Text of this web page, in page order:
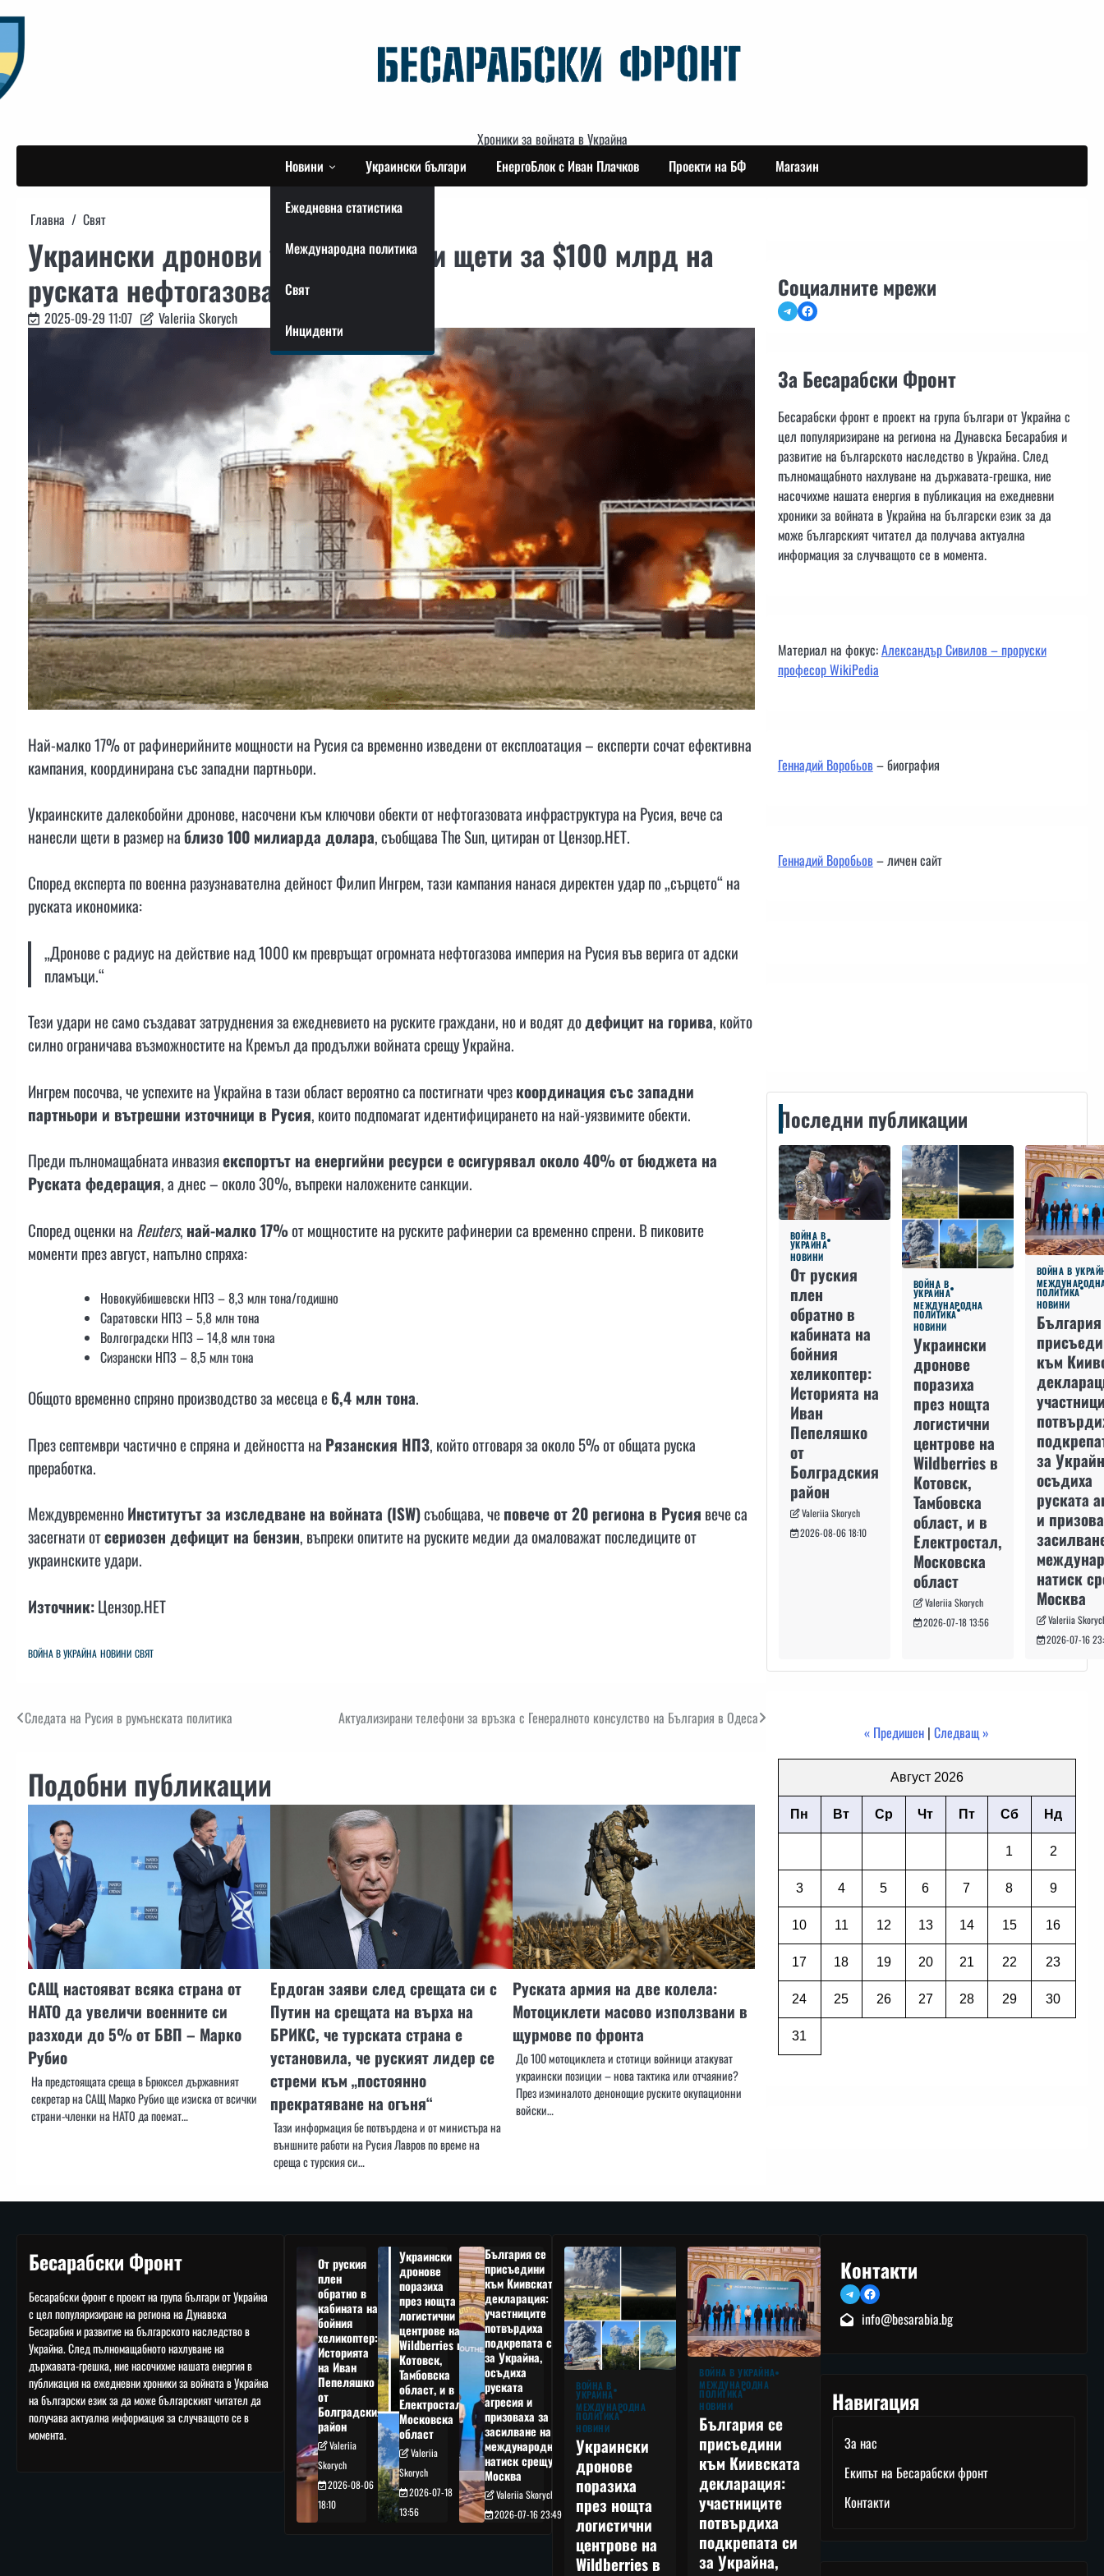
to
content
Хроники за войната в Украйна
Новини
Ежедневна статистика
Международна политика
Свят
Инциденти
Украински българи ЕнергоБлок с Иван Плачков Проекти на БФ Магазин
Главна Свят
Украински дронови удари нанесли щети за $100 млрд на
руската нефтогазова индустрия
2025-09-29 11:07 Valeriia Skorych
Най-малко 17% от рафинерийните мощности на Русия са временно изведени от експлоатация – експерти сочат ефективна
кампания, координирана със западни партньори.
Украинските далекобойни дронове, насочени към ключови обекти от нефтогазовата инфраструктура на Русия, вече са
нанесли щети в размер наблизо 100 милиарда долара, съобщава The Sun, цитиран от Цензор.НЕТ.
Според експерта по военна разузнавателна дейност Филип Ингрем, тази кампания нанася директен удар по „сърцето“ на
руската икономика:
„Дронове с радиус на действие над 1000 км превръщат огромната нефтогазова империя на Русия във верига от адски
пламъци.“
Тези удари не само създават затруднения за ежедневието на руските граждани, но и водят додефицит на горива, който
силно ограничава възможностите на Кремъл да продължи войната срещу Украйна.
Ингрем посочва, че успехите на Украйна в тази област вероятно са постигнати чрезкоординация със западни
партньори и вътрешни източници в Русия, които подпомагат идентифицирането на най-уязвимите обекти.
Преди пълномащабната инвазияекспортът на енергийни ресурси е осигурявал около 40% от бюджета на
Руската федерация, а днес – около 30%, въпреки наложените санкции.
Според оценки на Reuters, най-малко 17%от мощностите на руските рафинерии са временно спрени. В пиковите
моменти през август, напълно спряха:
Новокуйбишевски НПЗ – 8,3 млн тона/годишно
Саратовски НПЗ – 5,8 млн тона
Волгоградски НПЗ – 14,8 млн тона
Сизрански НПЗ – 8,5 млн тона
Общото временно спрянo производство за месеца е6,4 млн тона.
През септември частично е спряна и дейността на Рязанския НПЗ, който отговаря за около 5% от общата руска
преработка.
МеждувременноИнститутът за изследване на войната (ISW)съобщава, чеповече от 20 региона в Русия вече са
засегнати отсериозен дефицит на бензин, въпреки опитите на руските медии да омаловажат последиците от
украинските удари.
Източник:Цензор.НЕТ
ВОЙНА В УКРАЙНА НОВИНИ СВЯТ
Навигация
Следата на Русия в румънската политика Актуализирани телефони за връзка с Генералното консулство на България в Одеса
Подобни публикации
САЩ настояват всяка страна от
НАТО да увеличи военните си
разходи до 5% от БВП – Марко
Рубио
На предстоящата среща в Брюксел държавният
секретар на САЩ Марко Рубио ще изиска от всички
страни-членки на НАТО да поемат…
Ердоган заяви след срещата си с
Путин на срещата на върха на
БРИКС, че турската страна е
установила, че руският лидер се
стреми към „постоянно
прекратяване на огъня“
Тази информация бе потвърдена и от министъра на
външните работи на Русия Лавров по време на
среща с турския си…
Руската армия на две колела:
Мотоциклети масово използвани в
щурмове по фронта
До 100 мотоциклета и стотици войници атакуват
украински позиции – нова тактика или отчаяние?
През изминалото денонощие руските окупационни
войски…
Социалните мрежи
TelegramFacebook
За Бесарабски Фронт
Бесарабски фронт е проект на група българи от Украйна с
цел популяризиране на региона на Дунавска Бесарабия и
развитие на българското наследство в Украйна. След
пълномащабното нахлуване на държавата-грешка, ние
насочихме нашата енергия в публикация на ежедневни
хроники за войната в Украйна на български език за да
може българският читател да получава актуална
информация за случващото се в момента.
Материал на фокус:Александър Сивилов – проруски
професор WikiPedia
Геннадий Воробьов– биография
Геннадий Воробьов– личен сайт
Последни публикации
ВОЙНА В
УКРАЙНА
НОВИНИ
От руския
плен
обратно в
кабината на
бойния
хеликоптер:
Историята на
Иван
Пепеляшко
от
Болградския
район
Valeriia Skorych
2026-08-06 18:10
ВОЙНА В
УКРАЙНА
МЕЖДУНАРОДНА
ПОЛИТИКА
НОВИНИ
Украински
дронове
поразиха
през нощта
логистични
центрове на
Wildberries в
Котовск,
Тамбовска
област, и в
Електростал,
Московска
област
Valeriia Skorych
2026-07-18 13:56
ВОЙНА В
ПОЛИТИКА
НОВИНИ
към
за
осъдиха
руската
и
натиск
Москва
Valeriia
2026-07-16
« Предишен |Следващ »
Август 2026
Пн Вт Ср Чт Пт Сб Нд
1 2
3 4 5 6 7 8 9
10 11 12 13 14 15 16
17 18 19 20 21 22 23
24 25 26 27 28 29 30
31
Бесарабски Фронт
Бесарабски фронт е проект на група българи от Украйна
с цел популяризиране на региона на Дунавска
Бесарабия и развитие на българското наследство в
Украйна. След пълномащабното нахлуване на
държавата-грешка, ние насочихме нашата енергия в
публикация на ежедневни хроники за войната в Украйна
на български език за да може българският читател да
получава актуална информация за случващото се в
момента.
От руския
плен
обратно в
кабината на
бойния
хеликоптер:
Историята
на Иван
Пепеляшко
от
Болградския
район
Valeriia
Skorych
2026-08-06
18:10
Украински
дронове
поразиха
през нощта
логистични
центрове на
Wildberries в
Котовск,
Тамбовска
област, и в
Електростал,
Московска
област
Valeriia
Skorych
2026-07-18
13:56
България се
присъедини
към Киивската
декларация:
участниците
потвърдиха
подкрепата си
за Украйна,
осъдиха
руската
агресия и
призоваха за
засилване на
международния
натиск срещу
Москва
Valeriia Skorych
2026-07-16 23:49
ВОЙНА В
УКРАЙНА
МЕЖДУНАРОДНА
ПОЛИТИКА
НОВИНИ
Украински
дронове
поразиха
през нощта
логистични
центрове на
Wildberries в
ВОЙНА В УКРАЙНА
МЕЖДУНАРОДНА
ПОЛИТИКА
НОВИНИ
България се
присъедини
към Киивската
декларация:
участниците
потвърдиха
подкрепата си
за Украйна,
Контакти
TelegramFacebook
info@besarabia.bg
Навигация
За нас
Екипът на Бесарабски фронт
Контакти